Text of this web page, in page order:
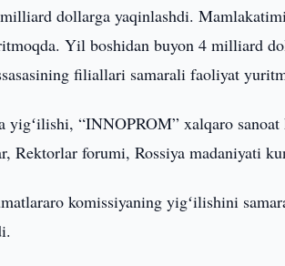
dollarga yaqinlashdi.
Yil boshidan buyon 4 milliard
filiallari samarali faoliyat
“INNOPROM” xalqaro
Rektorlar forumi, Rossiya madaniyati
komissiyaning yigʻilishini